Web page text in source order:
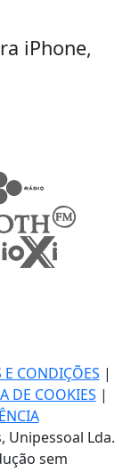
iPhone,
E CONDIÇÕES |
DE COOKIES |
Unipessoal Lda.
sem